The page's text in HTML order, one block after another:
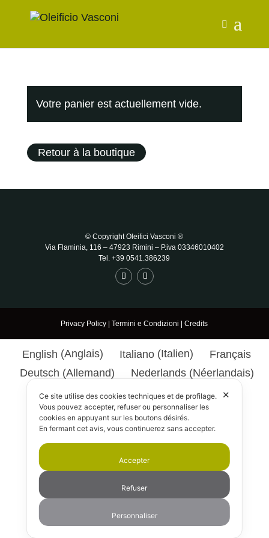
Votre panier est actuellement vide.
Retour à la boutique
© Copyright Oleifici Vasconi ®
Via Flaminia, 116 – 47923 Rimini – P.iva 03346010402
Tel. +39 0541.386239
Privacy Policy |Termini e Condizioni |Credits
✕
Ce site utilise des cookies techniques et de profilage.
Vous pouvez accepter, refuser ou personnaliser les
cookies en appuyant sur les boutons désirés.
En fermant cet avis, vous continuerez sans accepter.
Accepter
Refuser
Personnaliser
English (Anglais) Italiano (Italien)
Français
Deutsch (Allemand) Nederlands(Néerlandais)
日本語 (Japonais )